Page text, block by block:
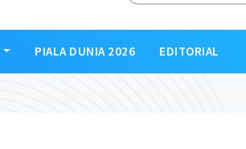
PIALA DUNIA 2026 EDITORIAL